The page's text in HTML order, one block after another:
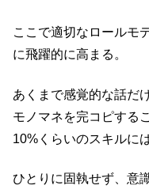
ここで適切なロールモ
に飛躍的に高まる。
あくまで感覚的な話だ
モノマネを完コピする
10%くらいのスキルに
ひとりに固執せず、意